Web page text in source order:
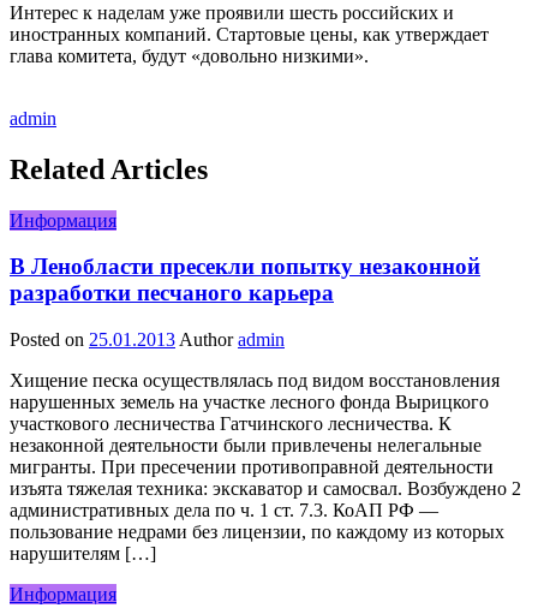
Интерес к наделам уже проявили шесть российских и
иностранных компаний. Стартовые цены, как утверждает
глава комитета, будут «довольно низкими».
admin
Related Articles
Информация
В Ленобласти пресекли попытку незаконной
разработки песчаного карьера
Posted on 25.01.2013 Author admin
Хищение песка осуществлялась под видом восстановления
нарушенных земель на участке лесного фонда Вырицкого
участкового лесничества Гатчинского лесничества. К
незаконной деятельности были привлечены нелегальные
мигранты. При пресечении противоправной деятельности
изъята тяжелая техника: экскаватор и самосвал. Возбуждено 2
административных дела по ч. 1 ст. 7.3. КоАП РФ —
пользование недрами без лицензии, по каждому из которых
нарушителям […]
Информация